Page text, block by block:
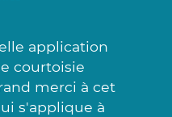
application
courtoisie
merci à cet
s'applique à